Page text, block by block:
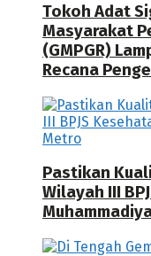
Tokoh Adat
Masyarakat
(GMPGR)
Recana
Pastikan
Wilayah III